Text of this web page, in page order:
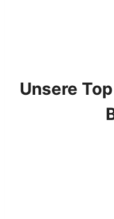
Unsere